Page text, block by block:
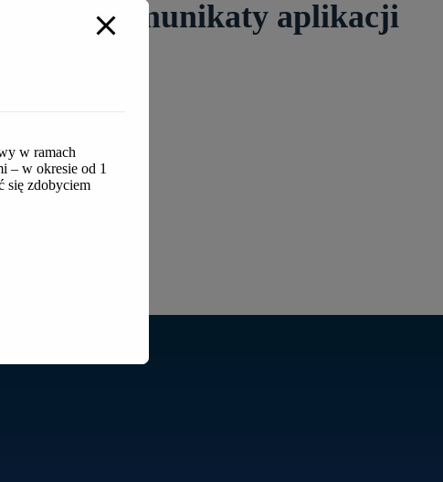
- komunikaty aplikacji
w ramach
– w okresie od 1
się zdobyciem